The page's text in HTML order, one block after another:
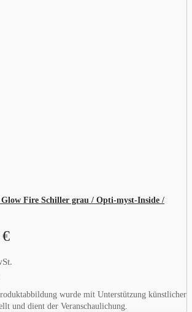
Fire Schiller grau / Opti-myst-Inside /
€
wurde mit Unterstützung künstlicher
und dient der Veranschaulichung.